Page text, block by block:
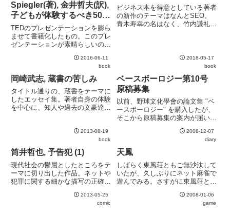
Spiegler(著), 金井哲夫(訳),
子どもが体験するべき50の
危険なこと
TEDのプレゼンテーションを膨ら
ませて書籍化したもの。このプレ
ゼンテーションが素晴らしいの
がおすすめ。企画の勝利と言える
本なので、個々の項目自体はそれ
ほど特筆すべきことはない。しか
しながら、その背景にある精神
に...
2016-06-11
book
ビジネス本を得意としている著者
の新作のテーマはなんとSEO。
青木寿幸の名はなく、竹内謙礼の
書。「検索エンジンって何?」と
いうレベルの読者まで対象にしな
2018-05-17
book
岡崎武志, 蔵書の苦しみ
タイトル通りの、蔵書をテーマに
したエッセイ集。著者自身の体験
を中心に、知人や過去の文豪達の
も多い。後半ではこの蔵書の苦し
みの救世主となる可能性を秘めて
いる電子書籍についても少しだ
け...
2013-08-19
book
ベースボーロジー第10号
原稿募集
以前、野球文化學會の論文集 "ベ
ースボーロジー" を購入したが、
そこから原稿募集の案内が届い
便メールで届いたのが少しびっく
り。また、"野球出版・報道文化
賞" 及び "野球放送・映像文化賞"
2008-12-07
diary
筒井哲也, 予告犯 (1)
現代社会の鬱屈としたところをテ
ーマに切り出した作品。ネットや
犯罪に関する細かな描写の正確さ
る。その分風化が早そうなのが心
配ではあるけれど。小難しいこと
2013-05-25
comic
天鳳
しばらく東風荘ともご無沙汰して
いたが、久しぶりにネット麻雀で
遊んでみる。さすがに東風荘とい
評判の天鳳を試してみる。さすが
に今時のソフトなので、グラフィ
2008-01-06
game